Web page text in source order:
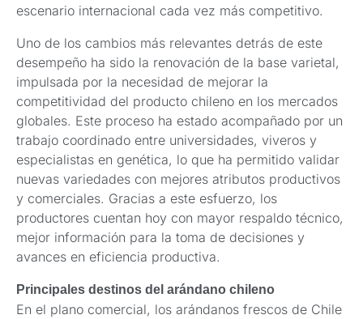
escenario internacional cada vez más competitivo.
Uno de los cambios más relevantes detrás de este
desempeño ha sido la renovación de la base varietal,
impulsada por la necesidad de mejorar la
competitividad del producto chileno en los mercados
globales. Este proceso ha estado acompañado por un
trabajo coordinado entre universidades, viveros y
especialistas en genética, lo que ha permitido validar
nuevas variedades con mejores atributos productivos
y comerciales. Gracias a este esfuerzo, los
productores cuentan hoy con mayor respaldo técnico,
mejor información para la toma de decisiones y
avances en eficiencia productiva.
Principales destinos del arándano chileno
En el plano comercial, los arándanos frescos de Chile